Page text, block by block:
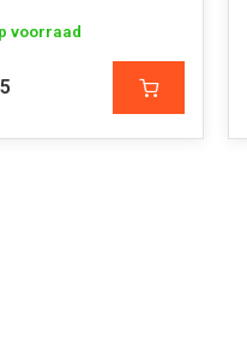
voorraad